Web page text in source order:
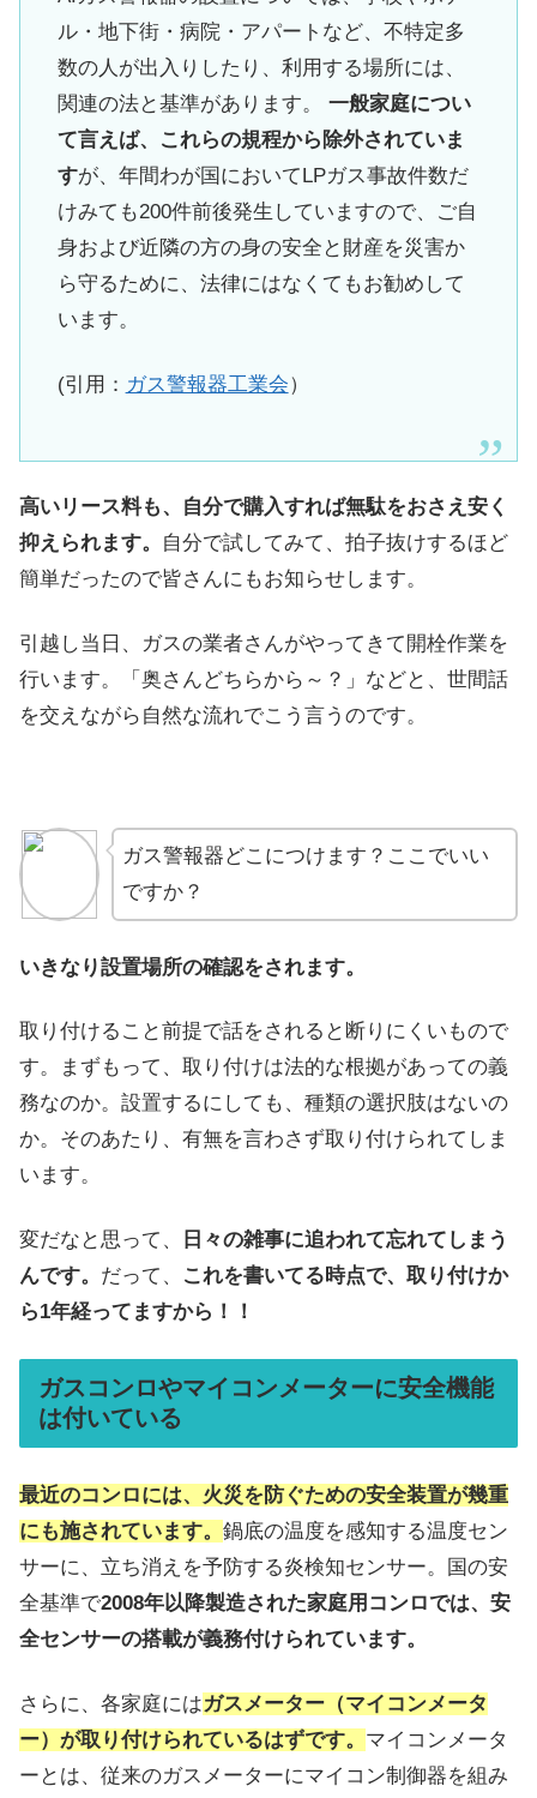
ル・地下街・病院・アパートなど、不特定多
数の人が出入りしたり、利用する場所には、
関連の法と基準があります。 一般家庭につい
て言えば、これらの規程から除外されていま
すが、年間わが国においてLPガス事故件数だ
けみても200件前後発生していますので、ご自
身および近隣の方の身の安全と財産を災害か
ら守るために、法律にはなくてもお勧めして
います。
(引用： ガス警報器工業会）
高いリース料も、自分で購入すれば無駄をおさえ安く
抑えられます。
自分で試してみて、拍子抜けするほど
簡単だったので皆さんにもお知らせします。
引越し当日、ガスの業者さんがやってきて開栓作業を
行います。「奥さんどちらから～？」などと、世間話
を交えながら自然な流れでこう言うのです。
ガス警報器どこにつけます？ここでいい
ですか？
いきなり設置場所の確認をされます。
取り付けること前提で話をされると断りにくいもので
す。まずもって、取り付けは法的な根拠があっての義
務なのか。設置するにしても、種類の選択肢はないの
か。そのあたり、有無を言わさず取り付けられてしま
います。
変だなと思って、
日々の雑事に追われて忘れてしまう
んです。 だって、
これを書いてる時点で、取り付けか
ら1年経ってますから！！
ガスコンロやマイコンメーターに安全機能
は付いている
最近のコンロには、火災を防ぐための安全装置が幾重
にも施されています。 鍋底の温度を感知する温度セン
サーに、立ち消えを予防する炎検知センサー。国の安
全基準で2008年以降製造された家庭用コンロでは、安
全センサーの搭載が義務付けられています。
さらに、各家庭にはガスメーター（マイコンメータ
ー）が取り付けられているはずです。 マイコンメータ
ーとは、従来のガスメーターにマイコン制御器を組み